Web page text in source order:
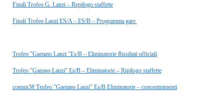
Finali Trofeo G. Lanzi – Repilogo staffette
Finali Trofeo Lanzi ES/A – ES/B – Programma gare
Trofeo "Gaetano Lanzi "Es/B – Eliminatorie Risultati ufficiali
Trofeo "Gaeano Lanzi" Es/B – Eliminatorie – Ripilogo staffette
comun38 Trofeo "Gaetano Lanzi" Es/B Eliminatorie – concentramenti